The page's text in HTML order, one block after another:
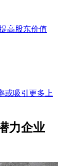
高股东价值
或吸引更多上
力企业